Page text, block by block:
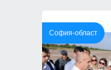
София-област